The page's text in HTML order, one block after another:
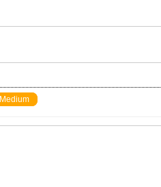
Medium